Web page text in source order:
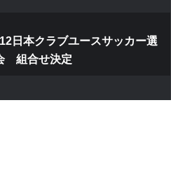
日本クラブユースサッカー選
組合せ決定